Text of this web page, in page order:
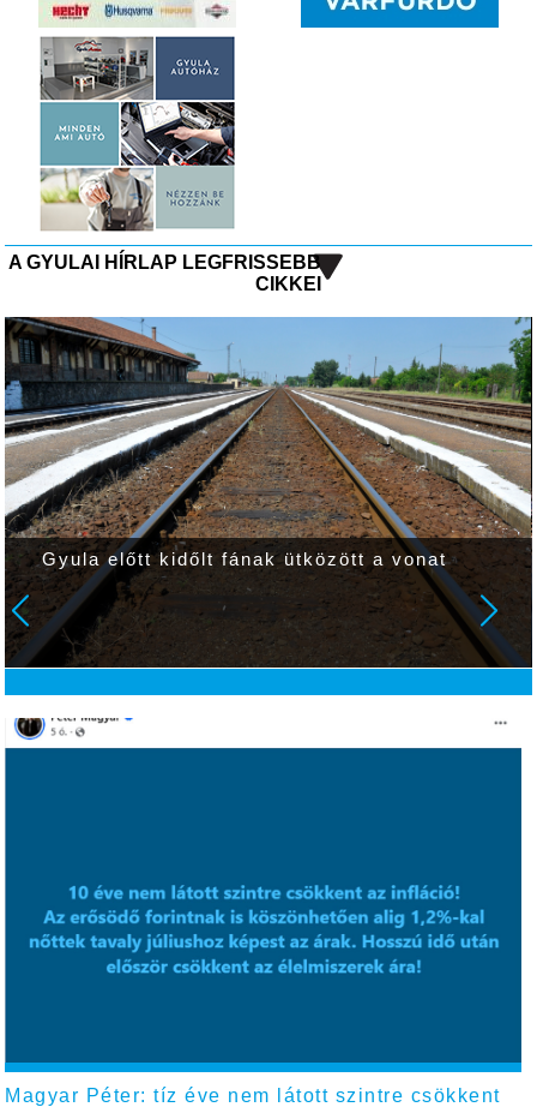
A GYULAI HÍRLAP LEGFRISSEBB
CIKKEI
Gyula előtt kidőlt fának ütközött a vonat
Magyar Péter: tíz éve nem látott szintre csökkent